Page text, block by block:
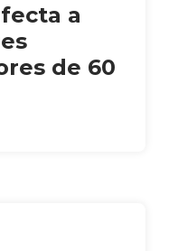
a
de 60